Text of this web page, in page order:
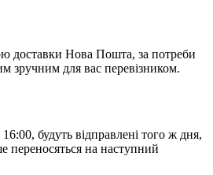
доставки Нова Пошта, за потреби
зручним для вас перевізником.
будуть відправлені того ж дня,
переносяться на наступний